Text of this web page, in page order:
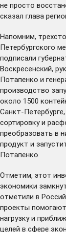
не просто
сказал глава
Напомним,
Петербургского
подписали
Воскресенский,
Потапенко и
производство
около 1500
Санкт-
сортировку и
преобразовать в
продукт и
Потапенко.
Отметим, этот
экономики
отметили в
проекты
нагрузку и
целей в сфере